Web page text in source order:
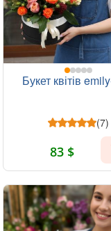
Букет квітів
(7)
83 $